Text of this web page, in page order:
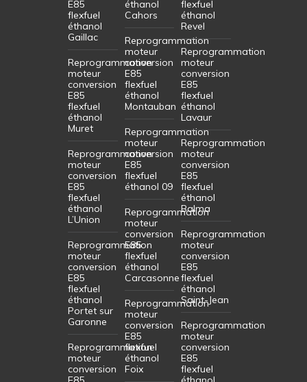
E85
flexfuel
éthanol
Gaillac
Reprogrammation
moteur
conversion
E85
flexfuel
éthanol
Muret
Reprogrammation
moteur
conversion
E85
flexfuel
éthanol
L’Union
Reprogrammation
moteur
conversion
E85
flexfuel
éthanol
Portet sur
Garonne
Reprogrammation
moteur
conversion
éthanol
Cahors
Reprogrammation
moteur
conversion
E85
flexfuel
éthanol
Montauban
Reprogrammation
moteur
conversion
E85
flexfuel
éthanol 09
Reprogrammation
moteur
conversion
E85
flexfuel
éthanol
Carcasonne
Reprogrammation
moteur
conversion
E85
flexfuel
éthanol
Foix
flexfuel
éthanol
Revel
Reprogrammation
moteur
conversion
E85
flexfuel
éthanol
Lavaur
Reprogrammation
moteur
conversion
E85
flexfuel
éthanol
Balma
Reprogrammation
moteur
conversion
E85
flexfuel
éthanol
Saint-Jean
Reprogrammation
moteur
conversion
E85
flexfuel